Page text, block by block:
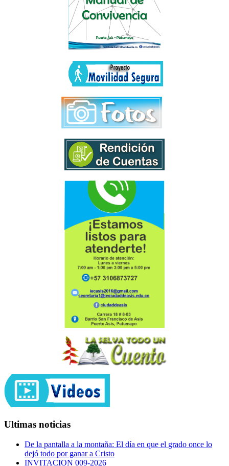
Ultimas noticias
De la pantalla a la montaña: El día en que el grado once lo
dejó todo por ganar a Cristo
INVITACION 009-2026